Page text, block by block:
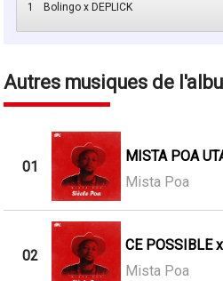
1 Bolingo x DEPLICK
Autres musiques de
01
MISTA POA
Mista Poa
02
CE POSSIBLE
Mista Poa